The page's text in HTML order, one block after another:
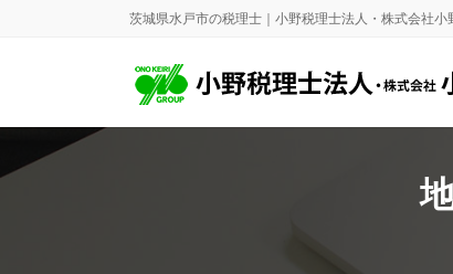
へ
キ
ョ
に
茨城県水戸市の税理士｜小野税理士法人・株式会社